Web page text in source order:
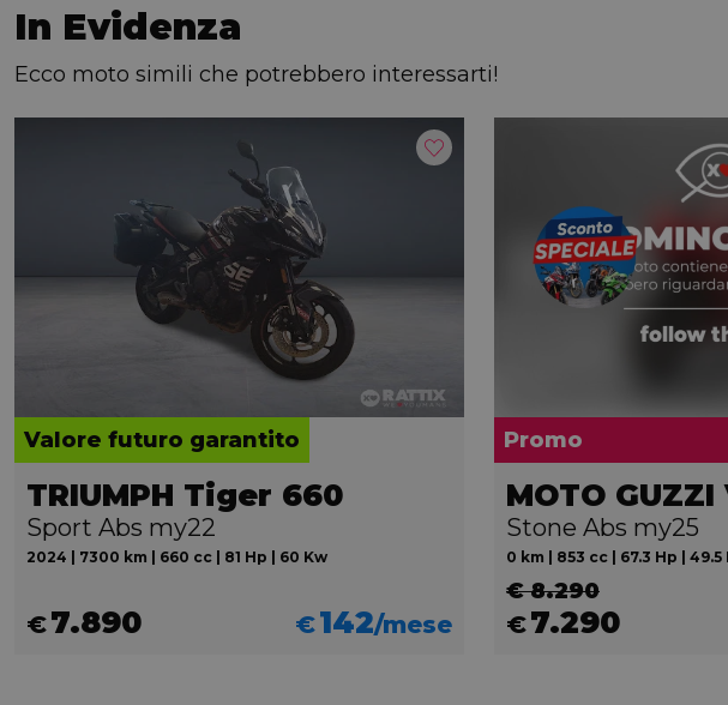
In Evidenza
Ecco moto simili che potrebbero interessarti!
Valore futuro garantito
TRIUMPH Tiger 660
Sport Abs my22
2024 | 7300 km | 660 cc | 81 Hp | 60 Kw
€7.890 €142/mese
Promo
MOTO
Stone Abs my25
0 km | 853 cc | 67.3 Hp | 49.5
€ 8.290
€7.290